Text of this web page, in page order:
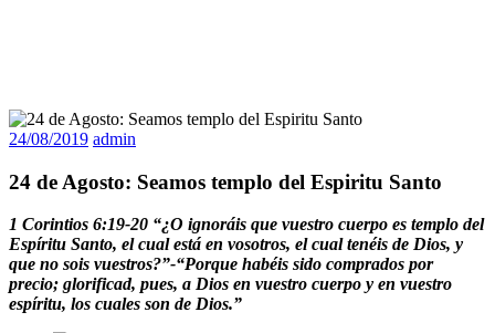
24/08/2019 admin
24 de Agosto: Seamos templo del Espiritu Santo
1 Corintios 6:19-20 “¿O ignoráis que vuestro cuerpo es templo del
Espíritu Santo, el cual está en vosotros, el cual tenéis de Dios, y
que no sois vuestros?”-“Porque habéis sido comprados por
precio; glorificad, pues, a Dios en vuestro cuerpo y en vuestro
espíritu, los cuales son de Dios.”